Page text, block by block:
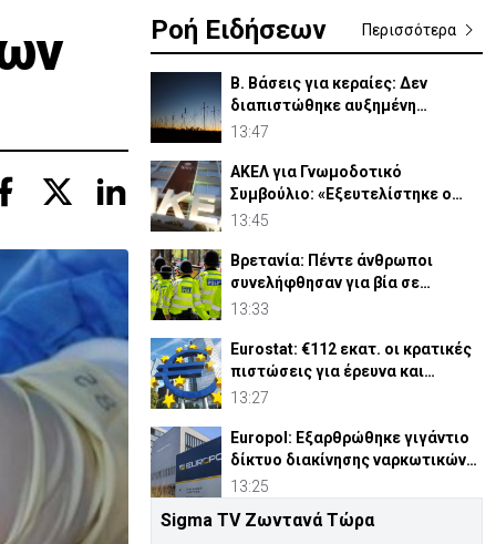
Ροή Ειδήσεων Περισσότερα
Β. Βάσεις για κεραίες: Δεν
διαπιστώθηκε αυξημένη
συχνότητα εμφάνισης καρκίνου
13:47
ΑΚΕΛ για Γνωμοδοτικό
Συμβούλιο: «Εξευτελίστηκε ο
θεσμός»
13:45
Βρετανία: Πέντε άνθρωποι
συνελήφθησαν για βία σε
διαδήλωση κατά των
13:33
Eurostat: €112 εκατ. οι κρατικές
πιστώσεις για έρευνα και
ανάπτυξη στην Κύπρο
13:27
Europol: Εξαρθρώθηκε γιγάντιο
δίκτυο διακίνησης ναρκωτικών
και μεταναστών
13:25
ΔΗΣΥ: Κυβέρνηση και ΑΚΕΛ να
Sigma TV Ζωντανά Τώρα